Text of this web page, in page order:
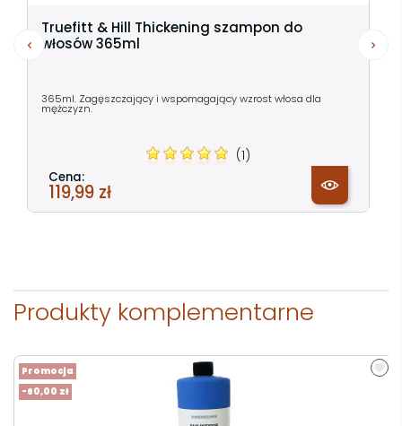
Truefitt & Hill Thickening szampon do
włosów 365ml
365ml. Zagęszczający i wspomagający wzrost włosa dla
mężczyzn.
(1)
Cena:
119,99 zł
Produkty komplementarne
Promocja
-60,00 zł